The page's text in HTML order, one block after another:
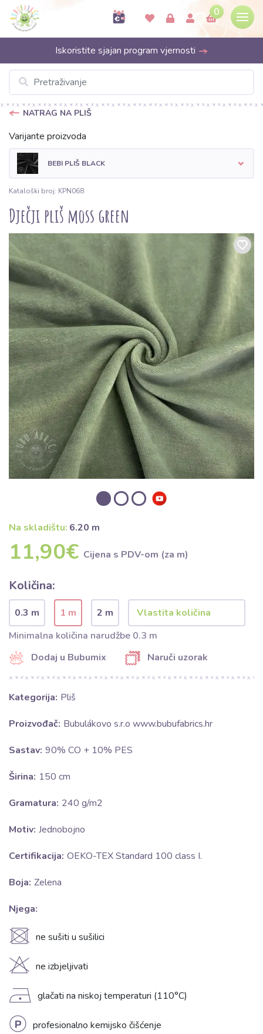
0
Iskoristite sjajan program vjernosti
NATRAG NA PLIŠ
Varijante proizvoda
BEBI PLIŠ BLACK
Kataloški broj: KPN068
Dječji pliš moss green
Na skladištu: 6.20 m
11,90€ Cijena s PDV-om (za m)
Količina:
0.3 m 1 m
2 m
Minimalna količina narudžbe 0.3 m
Dodaj u Bubumix
Naruči uzorak
Kategorija: Pliš
Proizvođač: Bubulákovo s.r.o www.bubufabrics.hr
Sastav: 90% CO + 10% PES
Širina: 150 cm
Gramatura: 240 g/m2
Motiv: Jednobojno
Certifikacija: OEKO-TEX Standard 100 class I.
Boja: Zelena
Njega:
U ne sušiti u sušilici
H ne izbjeljivati
D glačati na niskoj temperaturi (110°C)
L profesionalno kemijsko čišćenje